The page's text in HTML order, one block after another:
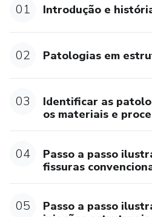
01 Introdução e
02 Patologias em
03
Identificar as
os materiais e
04
Passo a passo
fissuras
05
Passo a passo